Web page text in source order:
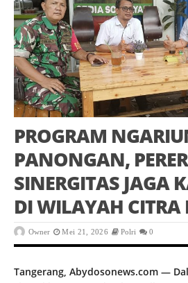
PROGRAM
PANONGAN,
SINERGITAS JAGA
DI WILAYAH CITRA
Owner Mei 21, 2026 Polri 0
Tangerang, Abydosonews.com —